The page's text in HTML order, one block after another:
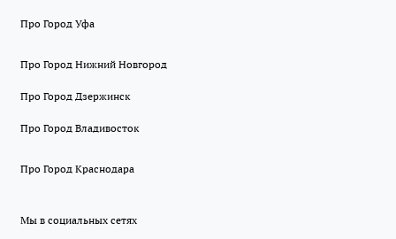
Про Город Уфа
Про Город Нижний Новгород
Про Город Дзержинск
Про Город Владивосток
Про Город Краснодара
Мы в социальных сетях